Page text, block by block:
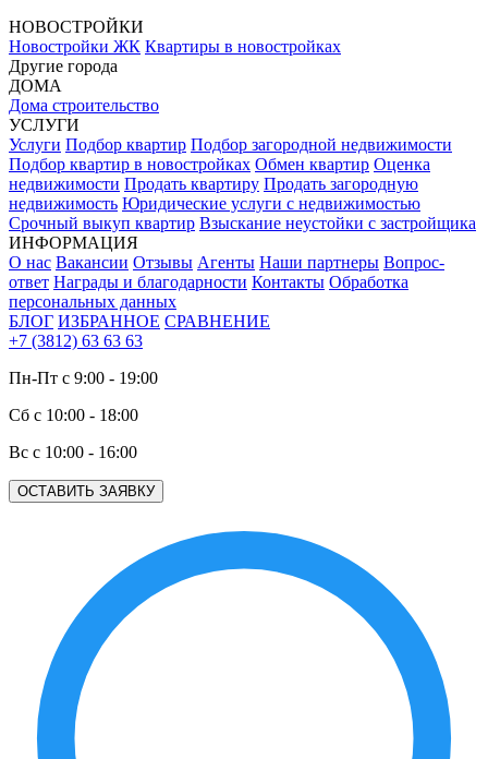
НОВОСТРОЙКИ
Новостройки ЖК Квартиры в новостройках
Другие города
ДОМА
Дома строительство
УСЛУГИ
Услуги Подбор квартир Подбор загородной недвижимости
Подбор квартир в новостройках Обмен квартир Оценка
недвижимости Продать квартиру Продать загородную
недвижимость Юридические услуги с недвижимостью
Срочный выкуп квартир Взыскание неустойки с застройщика
ИНФОРМАЦИЯ
О нас Вакансии Отзывы Агенты Наши партнеры Вопрос-
ответ Награды и благодарности Контакты Обработка
персональных данных
БЛОГ ИЗБРАННОЕ СРАВНЕНИЕ
+7 (3812) 63 63 63
Пн-Пт с 9:00 - 19:00
Сб с 10:00 - 18:00
Вс с 10:00 - 16:00
ОСТАВИТЬ ЗАЯВКУ